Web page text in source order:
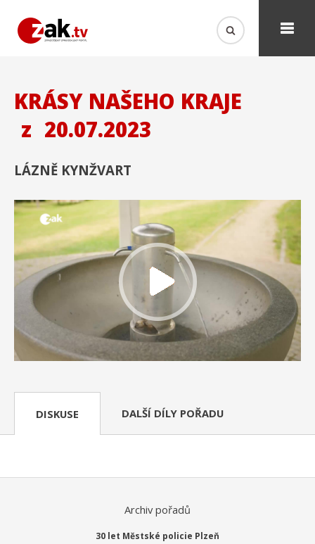
KRÁSY NAŠEHO KRAJE
z 20.07.2023
LÁZNĚ KYNŽVART
DISKUSE DALŠÍ DÍLY POŘADU
Archiv pořadů
30 let Městské policie Plzeň